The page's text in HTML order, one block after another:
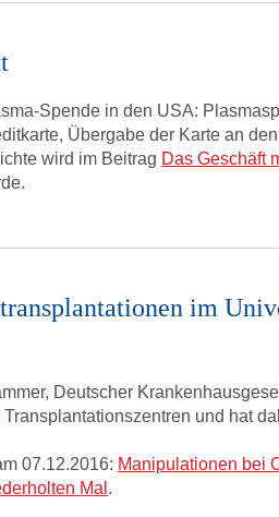
Spende in den USA:
Übergabe der Karte an
wird im Beitrag Das Geschäft
im
Deutscher
und hat
07.12.2016: Manipulationen bei
Mal .